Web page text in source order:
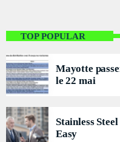
schedule, and you can set
Charts by simply choosing a
justo mauris, auctor eget tellus
varius. Suspendisse varius
TOP POPULAR
Mayotte
le 22 mai
Stainless
Easy